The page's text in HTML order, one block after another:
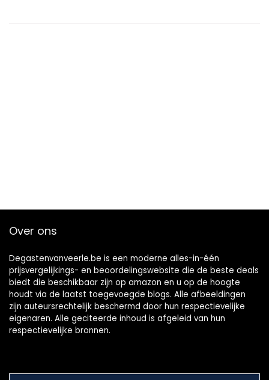
Over ons
Degastenvanveerle.be is een moderne alles-in-één
prijsvergelijkings- en beoordelingswebsite die de beste deals
biedt die beschikbaar zijn op amazon en u op de hoogte
houdt via de laatst toegevoegde blogs. Alle afbeeldingen
zijn auteursrechtelijk beschermd door hun respectievelijke
eigenaren. Alle geciteerde inhoud is afgeleid van hun
respectievelijke bronnen.